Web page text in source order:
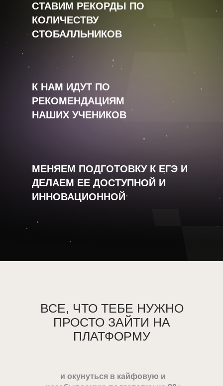
СТАВИМ РЕКОРДЫ ПО
КОЛИЧЕСТВУ
СТОБАЛЛЬНИКОВ
К НАМ ИДУТ ПО
РЕКОМЕНДАЦИЯМ
НАШИХ УЧЕНИКОВ
МЕНЯЕМ ПОДГОТОВКУ К ЕГЭ И
ДЕЛАЕМ ЕЕ ДОСТУПНОЙ И
ИННОВАЦИОННОЙ
ВСЕ, ЧТО ТЕБЕ НУЖНО
ПРОСТО ЗАЙТИ НА
ПЛАТФОРМУ
и окунуться в кайфовую и